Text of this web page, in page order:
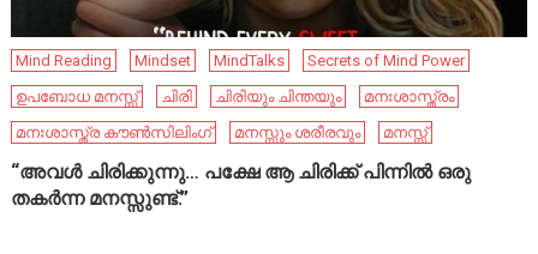
Mind Reading Mindset MindTalks
Secrets of Mind Power
ഉപബോധ മനസ്സ്
ചിരി ചിരിയും ചിന്തയും
മനഃശാസ്ത്രം
മനഃശാസ്ത്ര കൗൺസിലിംഗ്
മനസ്സും ശരീരവും മനസ്സ്
“അവൾ ചിരിക്കുന്നു… പക്ഷേ ആ ചിരിക്ക് പിന്നിൽ ഒരു
തകർന്ന മനസ്സുണ്ട്.”